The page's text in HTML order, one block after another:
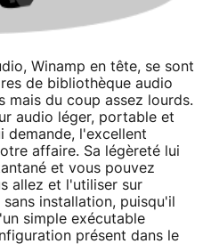
Winamp en tête, se sont
de bibliothèque audio
du coup assez lourds.
audio léger, portable et
demande, l'excellent
affaire. Sa légèreté lui
et vous pouvez
allez et l'utiliser sur
installation, puisqu'il
simple exécutable
présent dans le